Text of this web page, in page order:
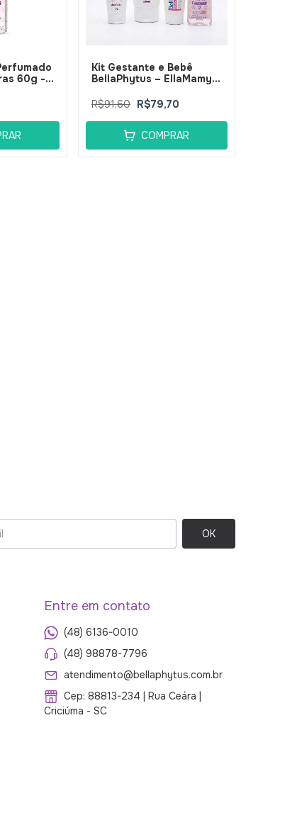
60g -
Kit Gestante e Bebê
BellaPhytus – EllaMamy
Gestante 100ml +
BellaDex Baby Pomada +
Gel Higienizante
R$91,60 R$79,70
COMPRAR
Entre em contato
(48) 6136-0010
(48) 98878-7796
atendimento@bellaphytus.com.br
Cep: 88813-234 | Rua Ceára |
Criciúma - SC